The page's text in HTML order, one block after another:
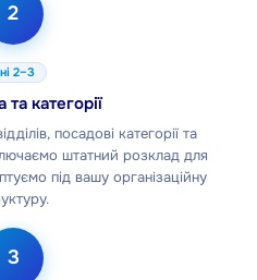
2
2–3
категорії
посадові категорії та
штатний розклад для
під вашу організаційну
3